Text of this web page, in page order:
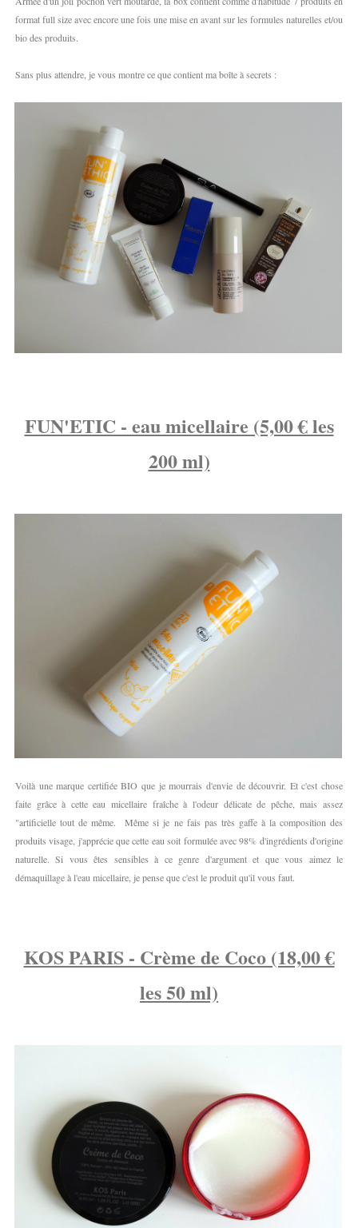
format full size avec encore une fois une mise en avant sur les formules naturelles et/ou
bio des produits.
Sans plus attendre, je vous montre ce que contient ma boîte à secrets :
FUN'ETIC - eau micellaire (5,00 € les
200 ml)
Voilà une marque certifiée BIO que je mourrais d'envie de découvrir. Et c'est chose
faite grâce à cette eau micellaire fraîche à l'odeur délicate de pêche, mais assez
"artificielle tout de même. Même si je ne fais pas très gaffe à la composition des
produits visage, j'apprécie que cette eau soit formulée avec 98% d'ingrédients d'origine
naturelle. Si vous êtes sensibles à ce genre d'argument et que vous aimez le
démaquillage à l'eau micellaire, je pense que c'est le produit qu'il vous faut.
KOS PARIS - Crème de Coco (18,00 €
les 50 ml)